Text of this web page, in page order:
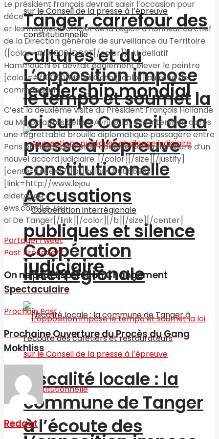
L’opposition impose
le tempo et soumet la
loi sur le Conseil de la
presse à l’épreuve
constitutionnelle
Coopération
interrégionale
Fiscalité locale : la
commune de Tanger
à l’écoute des
Tanger, carrefour des
cultures et du
leadership mondial
Accusations
publiques et silence
judiciaire
Le président français devrait saisir l’occasion pour
déce
er les insignes d’officier de la Légion d’honneur au chef
de la Direction générale de surveillance du Territoire
([color=#ff0000]DGST[/color]), Abdellatif
Hammouchi et devrait également élever le peintre
[color=#ff0000]Mehdi Qotbi[/color] au rang de
commandeur.
C’est la deuxième visite du Président François Hollande
au Maroc après celle d’Avril 2013 ; elle intervient après
une regrettable brouille diplomatique passagère entre
Paris et Rabat qui s’était conclue par la signature d’un
nouvel accord judiciaire. [/color][/size][/justify]
[center][size=17][b][color=#006699]
[link=http://www.lejou
aldetange
ews.com]Le Jou
al De Tanger[/link][/color][/b][/size][/center]
PartagerTweet
Post Précédent
On ne peut Espérer un Changement
Spectaculaire
Prochain Post
Prochaine Ouverture du Procès du Gang
Mokhliss
Redact